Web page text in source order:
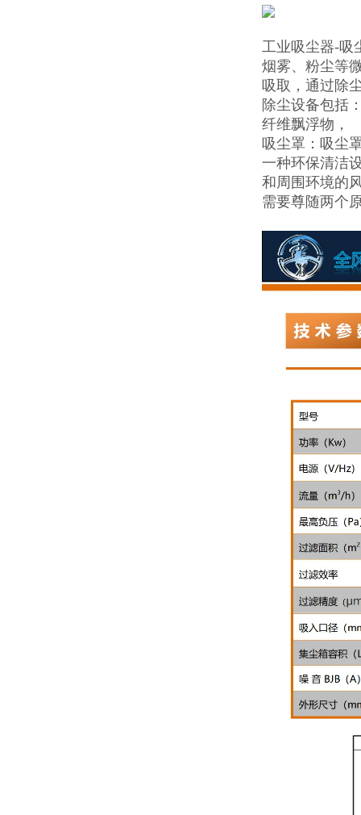
工业吸尘器-吸
烟雾、粉尘等
吸取，通过除
除尘设备包括
纤维飘浮物，
吸尘罩：吸尘
一种环保清洁
和周围环境的
需要尊随两个